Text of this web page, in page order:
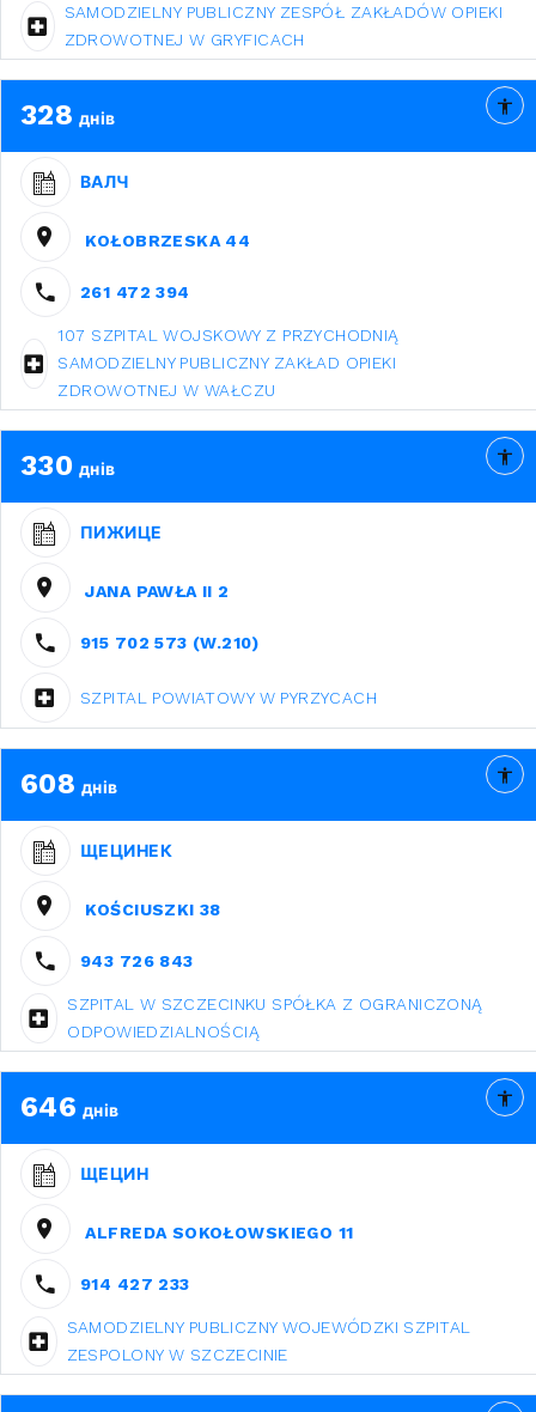
SAMODZIELNY PUBLICZNY ZESPÓŁ ZAKŁADÓW OPIEKI
ZDROWOTNEJ W GRYFICACH
328 днів
ВАЛЧ
KOŁOBRZESKA 44
261 472 394
107 SZPITAL WOJSKOWY Z PRZYCHODNIĄ
SAMODZIELNY PUBLICZNY ZAKŁAD OPIEKI
ZDROWOTNEJ W WAŁCZU
330 днів
ПИЖИЦЕ
JANA PAWŁA II 2
915 702 573 (W.210)
SZPITAL POWIATOWY W PYRZYCACH
608 днів
ЩЕЦИНЕК
KOŚCIUSZKI 38
943 726 843
SZPITAL W SZCZECINKU SPÓŁKA Z OGRANICZONĄ
ODPOWIEDZIALNOŚCIĄ
646 днів
ЩЕЦИН
ALFREDA SOKOŁOWSKIEGO 11
914 427 233
SAMODZIELNY PUBLICZNY WOJEWÓDZKI SZPITAL
ZESPOLONY W SZCZECINIE